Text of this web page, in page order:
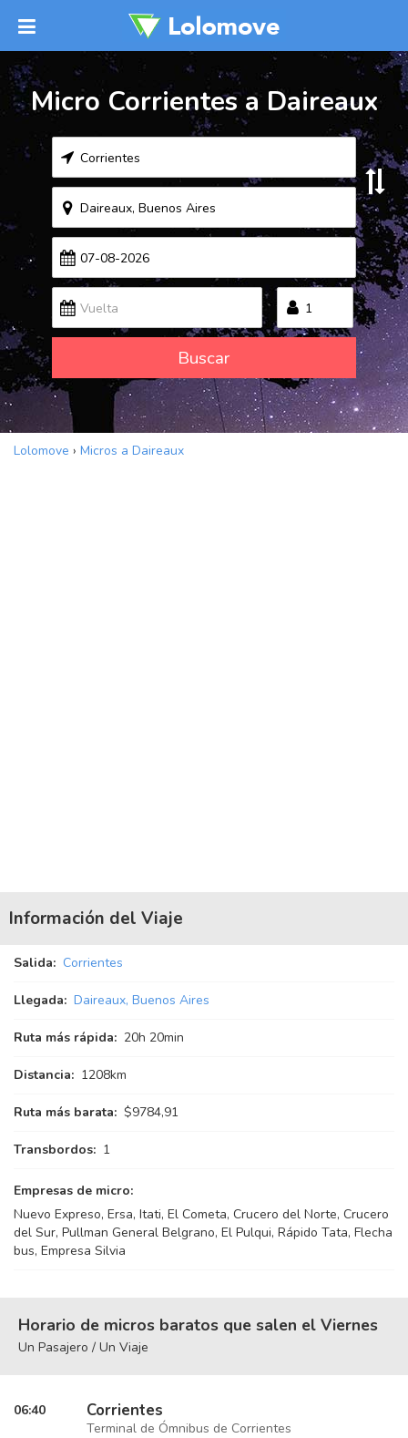
Micro Corrientes a Daireaux
Buscar
Lolomove › Micros a Daireaux
Información del Viaje
Salida: Corrientes
Llegada: Daireaux, Buenos Aires
Ruta más rápida: 20h 20min
Distancia: 1208km
Ruta más barata: $9784,91
Transbordos: 1
Empresas de micro:
Nuevo Expreso, Ersa, Itati, El Cometa, Crucero del Norte, Crucero
del Sur, Pullman General Belgrano, El Pulqui, Rápido Tata, Flecha
bus, Empresa Silvia
Horario de micros baratos que salen el Viernes
Un Pasajero / Un Viaje
06:40 Corrientes
Terminal de Ómnibus de Corrientes